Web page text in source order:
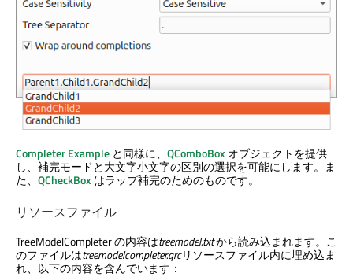
Completer Example と同様に、 QComboBox オブジェクトを提供
し、補完モードと大文字小文字の区別の選択を可能にします。ま
た、 QCheckBox はラップ補完のためのものです。
リソースファイル
TreeModelCompleter の内容はtreemodel.txtから読み込まれます。こ
のファイルはtreemodelcompleter.qrcリソースファイル内に埋め込ま
れ、以下の内容を含んでいます：